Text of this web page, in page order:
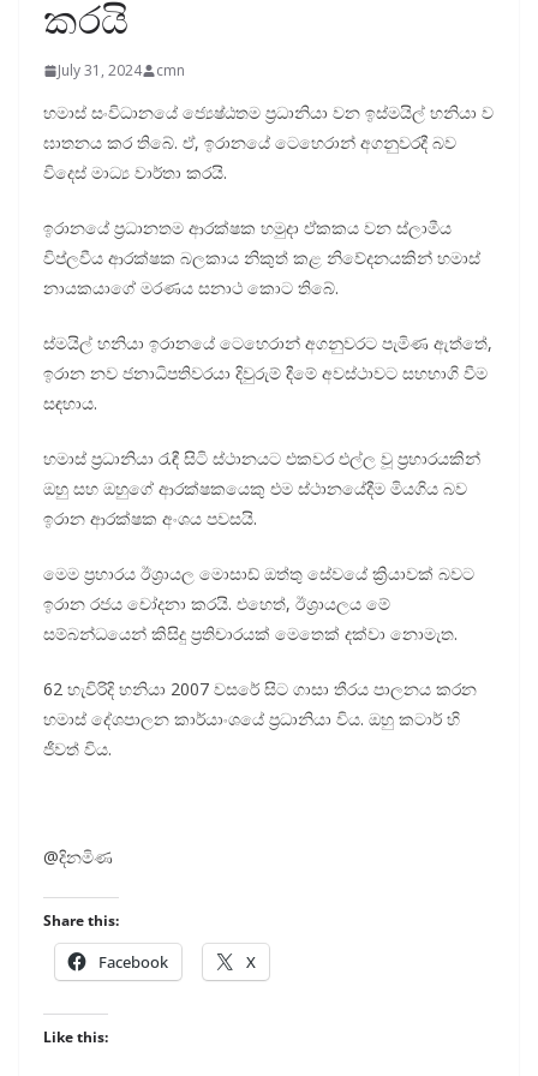
කරයි
July 31, 2024 cmn
හමාස් සංවිධානයේ ජ්‍යෙෂ්ඨතම ප්‍රධානියා වන ඉස්මයිල් හනියා ව
ඝාතනය කර තිබේ. ඒ, ඉරානයේ ටෙහෙරාන් අගනුවරදී බව
විදෙස් මාධ්‍ය වාර්තා කරයි.
ඉරානයේ ප්‍රධානතම ආරක්ෂක හමුදා ඒකකය වන ස්ලාමීය
විප්ලවීය ආරක්ෂක බලකාය නිකුත් කළ නිවේදනයකින් හමාස්
නායකයාගේ මරණය සනාථ කොට තිබේ.
ස්මයිල් හනියා ඉරානයේ ටෙහෙරාන් අගනුවරට පැමිණ ඇත්තේ,
ඉරාන නව ජනාධිපතිවරයා දිවුරුම් දීමේ අවස්ථාවට සහභාගි වීම
සඳහාය.
හමාස් ප්‍රධානියා රැඳී සිටි ස්ථානයට එකවර එල්ල වූ ප්‍රහාරයකින්
ඔහු සහ ඔහුගේ ආරක්ෂකයෙකු එම ස්ථානයේදීම මියගිය බව
ඉරාන ආරක්ෂක අංශය පවසයි.
මෙම ප්‍රහාරය ඊශ්‍රායල මොසාඩ් ඔත්තු සේවයේ ක්‍රියාවක් බවට
ඉරාන රජය චෝදනා කරයි. එහෙත්, ඊශ්‍රායලය මේ
සම්බන්ධයෙන් කිසිදු ප්‍රතිචාරයක් මෙතෙක් දක්වා නොමැත.
62 හැවිරිදි හනියා 2007 වසරේ සිට ගාසා තීරය පාලනය කරන
හමාස් දේශපාලන කාර්යාංශයේ ප්‍රධානියා විය. ඔහු කටාර් හි
ජීවත් විය.
@දිනමිණ
Share this:
Facebook X
Like this: